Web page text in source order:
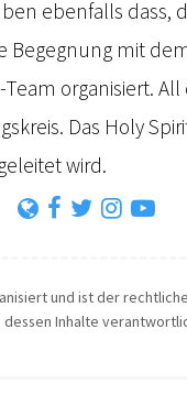
ebenfalls dass,
mit
organisiert.
Das Holy
wird.
und ist der
dessen Inhalte